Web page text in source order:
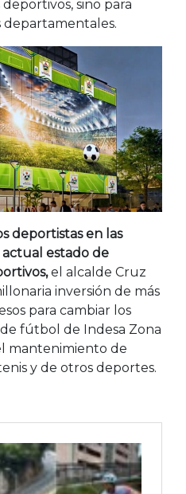
sino para
departamentales.
deportistas en las
estado de
el alcalde Cruz
inversión de más
para cambiar los
fútbol de Indesa Zona
mantenimiento de
y de otros deportes.